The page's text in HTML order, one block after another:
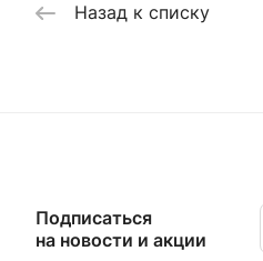
Назад к списку
Подписаться
на новости и акции